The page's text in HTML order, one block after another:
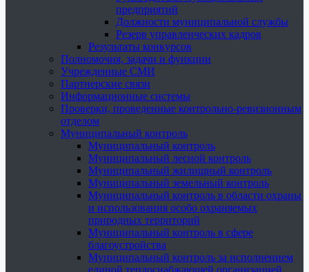
предприятий
Должности муниципальной службы
Резерв управленческих кадров
Результаты конкурсов
Полномочия, задачи и функции
Учрежденные СМИ
Партнерские связи
Информационные системы
Проверки, проведенные контрольно-ревизионным
отделом
Муниципальный контроль
Муниципальный контроль
Муниципальный лесной контроль
Муниципальный жилищный контроль
Муниципальный земельный контроль
Муниципальный контроль в области охраны
и использования особо охраняемых
природных территорий
Муниципальный контроль в сфере
благоустройства
Муниципальный контроль за исполнением
единой теплоснабжающей организацией